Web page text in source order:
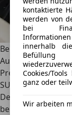
kontaktierte
werden von
bei
innerhalb
Befüllung
Cookies/
ganz oder
Wir arbeiten
Beinahe schon
Audi Q6 e-tron.
Preise &
SUVs
Der
bei 63.500 Euro